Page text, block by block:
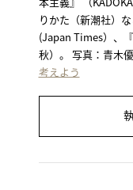
りかた（新潮社）
(Japan Times）、
秋）。 写真：青木
考えよう